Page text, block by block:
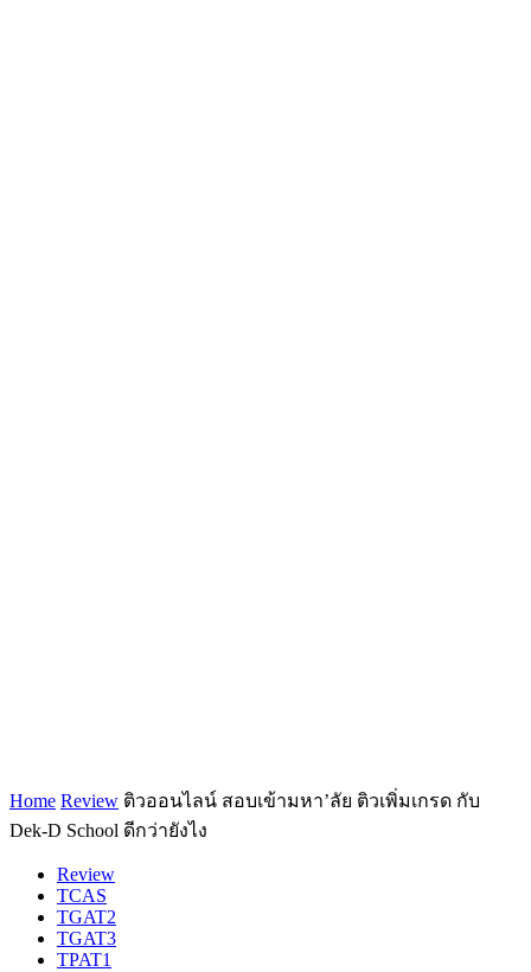
Home Review ติวออนไลน์ สอบเข้ามหา’ลัย ติวเพิ่มเกรด กับ
Dek-D School ดีกว่ายังไง
Review
TCAS
TGAT2
TGAT3
TPAT1